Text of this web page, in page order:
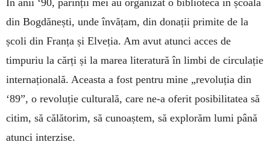
În anii ‘90, părinții mei au organizat o bibliotecă în școala
din Bogdănești, unde învățam, din donații primite de la
școli din Franța și Elveția. Am avut atunci acces de
timpuriu la cărți și la marea literatură în limbi de circulație
internațională. Aceasta a fost pentru mine „revoluția din
‘89”, o revo­luție culturală, care ne-a oferit posibilitatea să
citim, să călătorim, să cunoaștem, să explorăm lumi până
atunci interzise.